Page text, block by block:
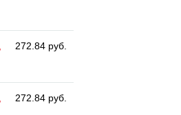
272.84 руб.
272.84 руб.